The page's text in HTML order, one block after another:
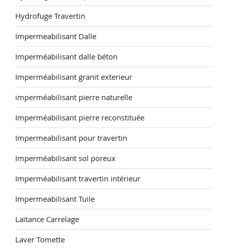
Hydrofuge Travertin
Impermeabilisant Dalle
Imperméabilisant dalle béton
Imperméabilisant granit exterieur
imperméabilisant pierre naturelle
Imperméabilisant pierre reconstituée
Impermeabilisant pour travertin
Imperméabilisant sol poreux
Imperméabilisant travertin intérieur
Impermeabilisant Tuile
Laitance Carrelage
Laver Tomette